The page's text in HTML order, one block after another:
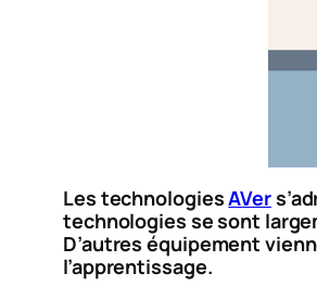
Les technologiesAVer
technologies se sont
D’autres équipement
l’apprentissage.